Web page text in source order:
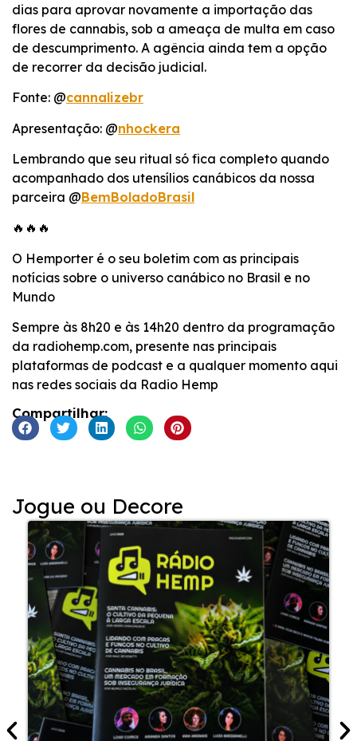
dias para aprovar novamente a importação das
flores de cannabis, sob a ameaça de multa em caso
de descumprimento. A agência ainda tem a opção
de recorrer da decisão judicial.
Fonte: @cannalizebr
Apresentação: @nhockera
Lembrando que seu ritual só fica completo quando
acompanhado dos utensílios canábicos da nossa
parceira @BemBoladoBrasil
🔥🔥🔥
O Hemporter é o seu boletim com as principais
notícias sobre o universo canábico no Brasil e no
Mundo
Sempre às 8h20 e às 14h20 dentro da programação
da radiohemp.com, presente nas principais
plataformas de podcast e a qualquer momento aqui
nas redes sociais da Radio Hemp
Compartilhar:
Jogue ou Decore